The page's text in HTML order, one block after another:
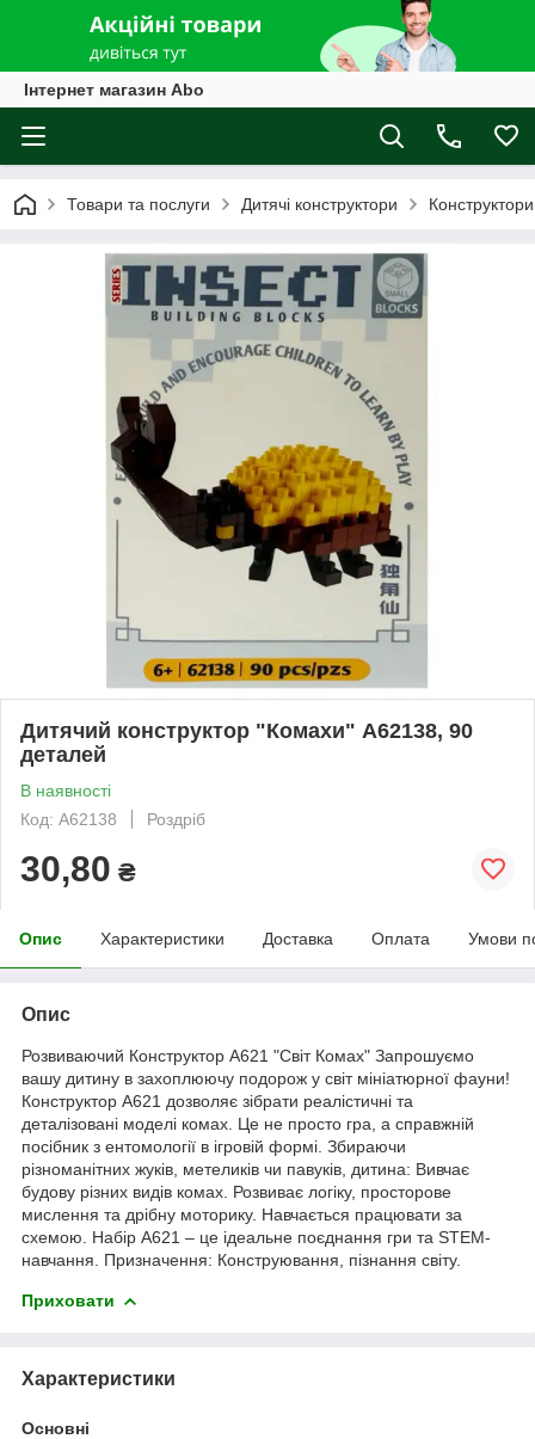
Інтернет магазин Abo
Товари та послуги Дитячі конструктори
Дитячий конструктор "Комахи" A62138, 90
деталей
В наявності
Код: A62138
Роздріб
30,80 ₴
Опис Характеристики Доставка Оплата Умови
Опис
Розвиваючий Конструктор A621 "Світ Комах" Запрошуємо
вашу дитину в захоплюючу подорож у світ мініатюрної фауни!
Конструктор A621 дозволяє зібрати реалістичні та
деталізовані моделі комах. Це не просто гра, а справжній
посібник з ентомології в ігровій формі. Збираючи
різноманітних жуків, метеликів чи павуків, дитина: Вивчає
будову різних видів комах. Розвиває логіку, просторове
мислення та дрібну моторику. Навчається працювати за
схемою. Набір A621 – це ідеальне поєднання гри та STEM-
навчання. Призначення: Конструювання, пізнання світу.
Приховати
Характеристики
Основні